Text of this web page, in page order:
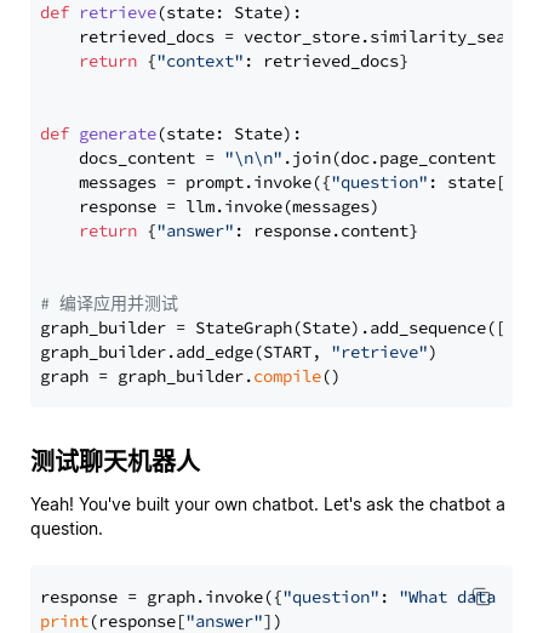
def retrieve(state: State):
retrieved_docs =
return {"context" : retrieved_docs}
def generate(state: State):
    docs_content =
"\n\n" .join(doc.page_content
    messages = prompt.invoke({
"question" : state[
    response = llm.invoke(messages)
return {"answer" : response.content}
# 编译应用并测试
graph_builder =
graph_builder.add_edge(START, "retrieve")
graph = graph_builder.compile
测试聊天机器人
Yeah! You've built your own chatbot. Let's ask the chatbot a
question.
response = graph.invoke({"question" : "What data
print(response["answer"